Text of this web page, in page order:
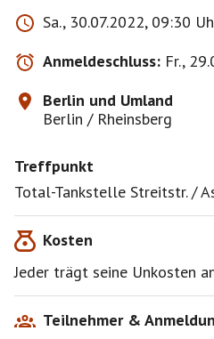
Sa., 30.07.2022, 09:30
Anmeldeschluss: Fr.,
Berlin und Umland
Berlin / Rheinsberg
Treffpunkt
Total-Tankstelle Streitstr. /
Kosten
Jeder trägt seine Unkosten
Teilnehmer &